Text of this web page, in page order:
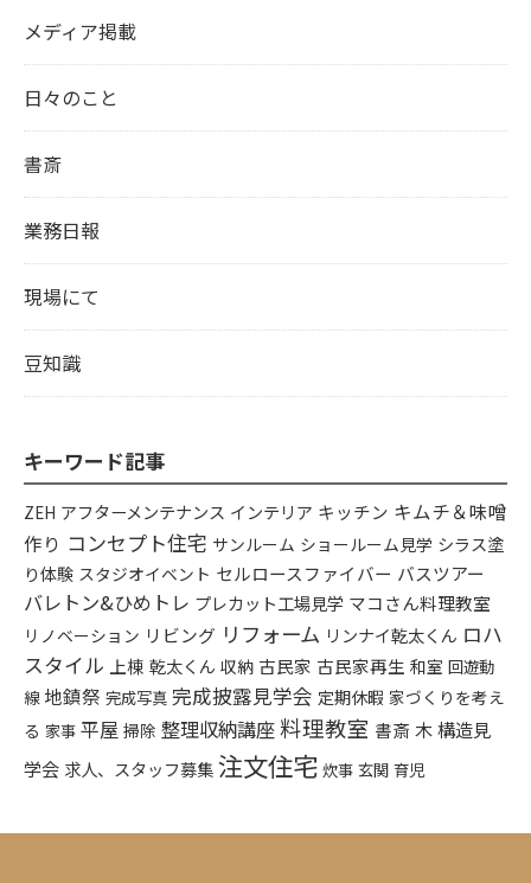
メディア掲載
日々のこと
書斎
業務日報
現場にて
豆知識
キーワード記事
ZEH アフターメンテナンス インテリア キッチン キムチ＆味噌
作り コンセプト住宅 サンルーム ショールーム見学 シラス塗
り体験 スタジオイベント セルロースファイバー バスツアー
バレトン&ひめトレ プレカット工場見学 マコさん料理教室
リノベーション リビング リフォーム リンナイ乾太くん ロハ
スタイル 上棟 乾太くん 収納 古民家 古民家再生 和室 回遊動
線 地鎮祭 完成写真 完成披露見学会 定期休暇 家づくりを考え
る 家事 平屋 掃除 整理収納講座料理教室 書斎 木構造見
学会 求人、スタッフ募集注文住宅 炊事 玄関 育児